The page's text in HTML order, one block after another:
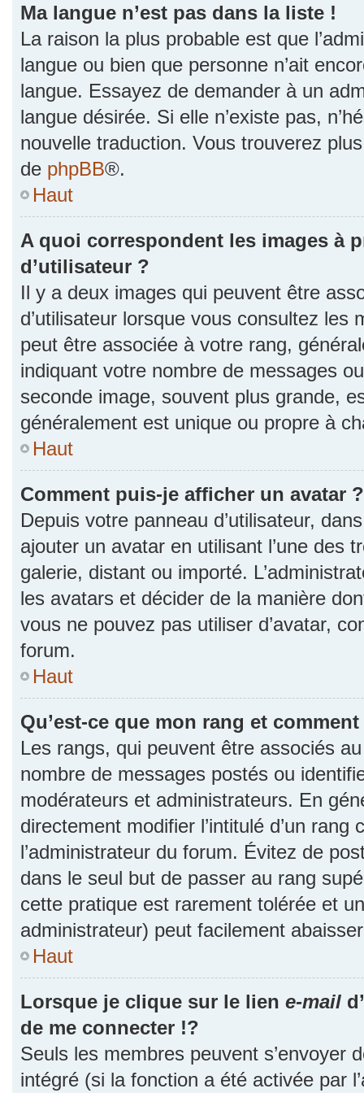
Ma langue n’est pas dans la liste !
La raison la plus probable est que
langue ou bien que personne n’ait
langue. Essayez de demander à un
langue désirée. Si elle n’existe pas,
nouvelle traduction. Vous trouverez
de phpBB®.
Haut
A quoi correspondent les images à
d’utilisateur ?
Il y a deux images qui peuvent être
d’utilisateur lorsque vous consultez les
peut être associée à votre rang,
indiquant votre nombre de messages
seconde image, souvent plus grande,
généralement est unique ou propre à
Haut
Comment puis-je afficher un avatar ?
Depuis votre panneau d’utilisateur,
ajouter un avatar en utilisant l’une des
galerie, distant ou importé.
les avatars et décider de la manière
vous ne pouvez pas utiliser d’avatar,
forum.
Haut
Qu’est-ce que mon rang et
Les rangs, qui peuvent être associés
nombre de messages postés ou
modérateurs et administrateurs. En
directement modifier l’intitulé d’un
l’administrateur du forum. Évitez de
dans le seul but de passer au rang
cette pratique est rarement tolérée et
administrateur) peut facilement
Haut
Lorsque je clique sur le lien e-mail
de me connecter !?
Seuls les membres peuvent s’envoyer
intégré (si la fonction a été activée par